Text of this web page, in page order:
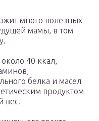
много полезных
мамы, в том
40 ккал,
белка и масел
продуктом
вес.